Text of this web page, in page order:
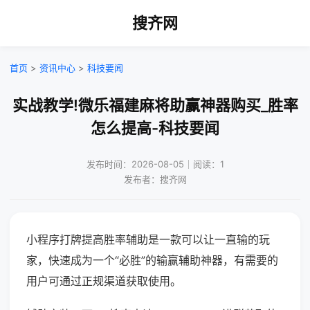
搜齐网
首页 > 资讯中心 > 科技要闻
实战教学!微乐福建麻将助赢神器购买_胜率
怎么提高-科技要闻
发布时间：2026-08-05｜阅读：1
发布者：搜齐网
小程序打牌提高胜率辅助是一款可以让一直输的玩
家，快速成为一个“必胜”的输赢辅助神器，有需要的
用户可通过正规渠道获取使用。